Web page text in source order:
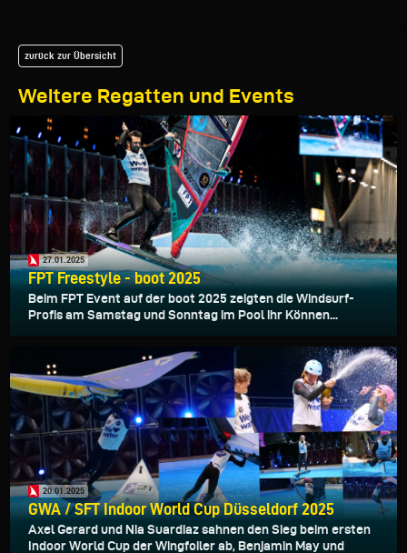
Weitere Regatten und Events
zurück zur Übersicht
27.01.2025
FPT Freestyle - boot 2025
Beim FPT Event auf der boot 2025 zeigten die Windsurf-
Profis am Samstag und Sonntag im Pool ihr Können...
20.01.2025
GWA / SFT Indoor World Cup Düsseldorf 2025
Axel Gerard und Nia Suardiaz sahnen den Sieg beim ersten
Indoor World Cup der Wingfoiler ab, Benjamin May und